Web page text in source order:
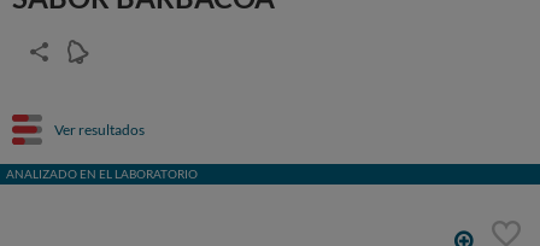
Ver resultados
ANALIZADO EN EL LABORATORIO